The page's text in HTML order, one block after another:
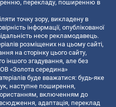
перекладу, поширенню в
точку зору, викладену в
інформації, опублікованої
несе рекламодавець.
розміщених на цьому сайті,
на сторінку цього сайту,
іншого згадування, але без
«Золота середина»
буде вважатися: будь-яке
наступне поширення,
включенням до
адаптація, переклад